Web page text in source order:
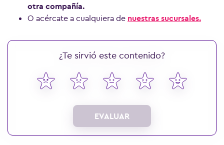
otra compañía.
O acércate a cualquiera de nuestras sucursales.
¿Te sirvió este contenido?
EVALUAR
Ver más preguntas